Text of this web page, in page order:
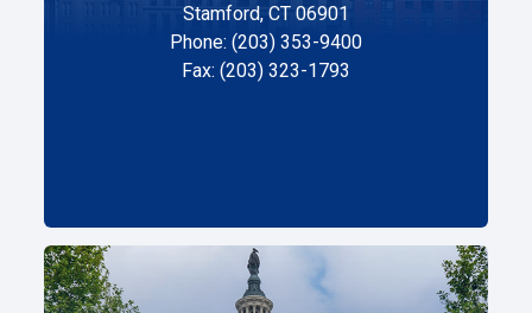
Stamford, CT 06901
Phone: (203) 353-9400
Fax: (203) 323-1793